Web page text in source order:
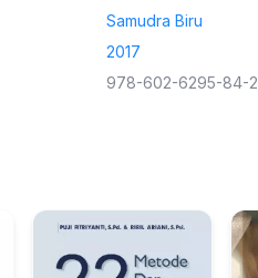
Samudra Biru
2017
978-602-6295-84-2